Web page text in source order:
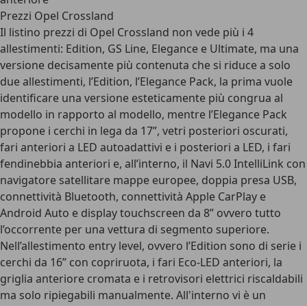
Prezzi Opel Crossland
Il listino prezzi di Opel Crossland non vede più i 4
allestimenti: Edition, GS Line, Elegance e Ultimate, ma una
versione decisamente più contenuta che si riduce a solo
due allestimenti, l’Edition, l’Elegance Pack, la prima vuole
identificare una versione esteticamente più congrua al
modello in rapporto al modello, mentre l’Elegance Pack
propone i cerchi in lega da 17”, vetri posteriori oscurati,
fari anteriori a LED autoadattivi e i posteriori a LED, i fari
fendinebbia anteriori e, all’interno, il Navi 5.0 IntelliLink con
navigatore satellitare mappe europee, doppia presa USB,
connettività Bluetooth, connettività Apple CarPlay e
Android Auto e display touchscreen da 8” ovvero tutto
l’occorrente per una vettura di segmento superiore.
Nell’allestimento entry level, ovvero l’Edition sono di serie i
cerchi da 16” con copriruota, i fari Eco-LED anteriori, la
griglia anteriore cromata e i retrovisori elettrici riscaldabili
ma solo ripiegabili manualmente. All'interno vi è un